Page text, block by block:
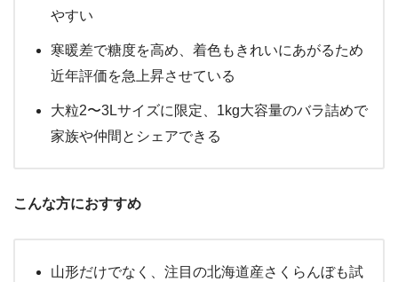
やすい
寒暖差で糖度を高め、着色もきれいにあがるため
近年評価を急上昇させている
大粒2〜3Lサイズに限定、1kg大容量のバラ詰めで
家族や仲間とシェアできる
こんな方におすすめ
山形だけでなく、注目の北海道産さくらんぼも試